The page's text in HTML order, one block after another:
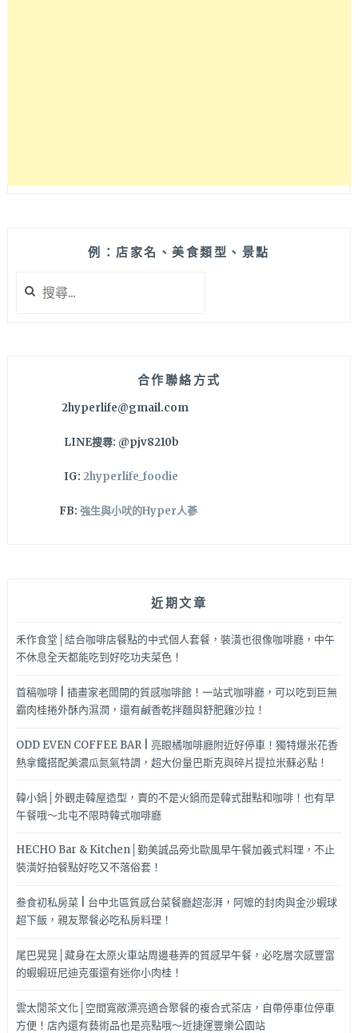
例：店家名、美食類型、景點
尋
合作聯絡方式
2hyperlife@gmail.com
LINE搜尋: @pjv8210b
IG: 2hyperlife_foodie
FB: 強生與小吠的Hyper人蔘
近期文章
禾作食堂│結合咖啡店餐點的中式個人套餐，裝潢也很像咖啡廳，中午
不休息全天都能吃到好吃功夫菜色！
首稿咖啡 | 插畫家老闆開的質感咖啡館！一站式咖啡廳，可以吃到巨無
霸肉桂捲外酥內濕潤，還有鹹香乾拌麵與舒肥雞沙拉！
ODD EVEN COFFEE BAR | 亮眼橘咖啡廳附近好停車！獨特爆米花香
熱拿鐵搭配美濃瓜氮氣特調，超大份量巴斯克與碎片提拉米蘇必點！
韓小鍋│外觀走韓屋造型，賣的不是火鍋而是韓式甜點和咖啡！也有早
午餐哦～北屯不限時韓式咖啡廳
HECHO Bar & Kitchen│勤美誠品旁北歐風早午餐加義式料理，不止
裝潢好拍餐點好吃又不落俗套！
叁食初私房菜 | 台中北區質感台菜餐廳超澎湃，阿嬤的封肉與金沙蝦球
超下飯，親友聚餐必吃私房料理！
尾巴晃晃│藏身在太原火車站周邊巷弄的質感早午餐，必吃層次感豐富
的蝦蝦班尼迪克蛋還有迷你小肉桂！
雲太閒茶文化│空間寬敞漂亮適合聚餐的複合式茶店，自帶停車位停車
方便！店內還有藝術品也是亮點哦～近捷運豐樂公園站